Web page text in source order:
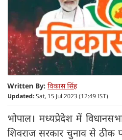
Written By: विकास सिंह
Updated:Sat, 15 Jul 2023 (12:49 IST)
भोपाल। मध्यप्रेदेश में
शिवराज सरकार चुनाव से ठीक